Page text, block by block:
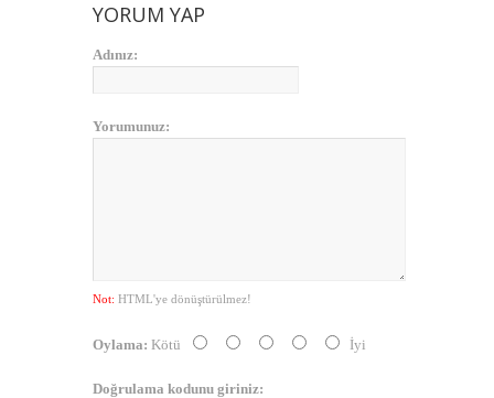
YORUM YAP
Adınız:
Yorumunuz:
Not: HTML'ye dönüştürülmez!
Oylama: Kötü İyi
Doğrulama kodunu giriniz: